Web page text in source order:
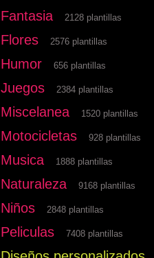
Fantasia 2128 plantillas
Flores 2576 plantillas
Humor 656 plantillas
Juegos 2384 plantillas
Miscelanea 1520 plantillas
Motocicletas 928 plantillas
Musica 1888 plantillas
Naturaleza 9168 plantillas
Niños 2848 plantillas
Peliculas 7408 plantillas